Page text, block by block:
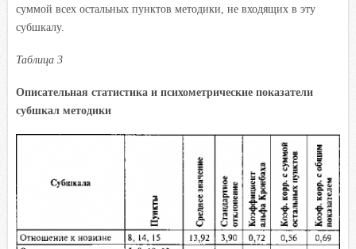
суммой всех остальных пунктов методики, не входящих в эту
субшкалу.
Таблица 3
Описательная статистика и психометрические показатели
субшкал методики